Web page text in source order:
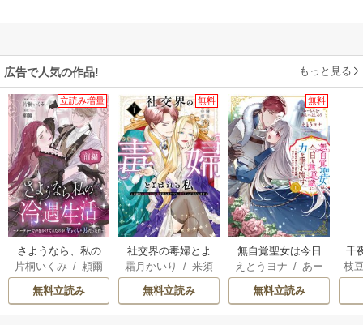
広告で人気の作品! もっと見る
立読み増量
さようなら、私の
冷遇生活 ～パーテ
ィーで声をかけて
きたのがヤバい男
片桐いくみ /頼爾
無料立読み
無料
社交界の毒婦とよ
ばれる私～素敵な
辺境伯令息に腕を
折られたので、責
霜月かいり /来須
みかん
無料立読み
無料
無自覚聖女は今日
も無意識に力を垂
れ流す ～公爵家
の落ちこぼれ令
えとうヨナ /あー
もんど/ あんべよ
しろう
無料立読み
千
国
枝